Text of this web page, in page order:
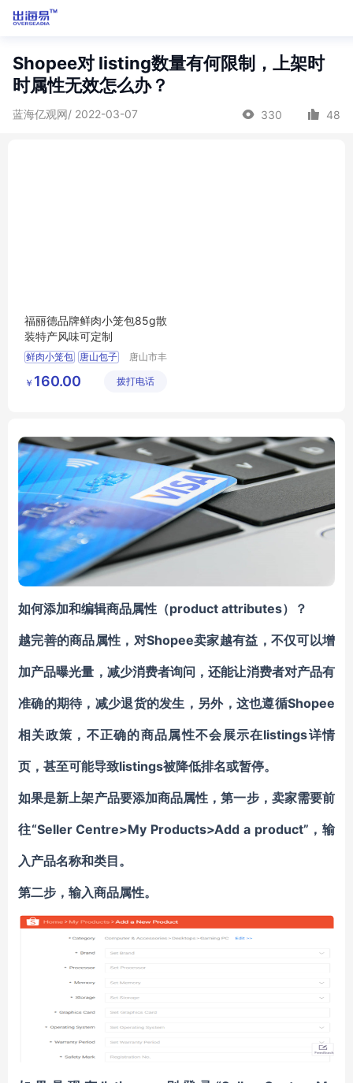
Shopee对 listing数量有何限制，上架时
时属性无效怎么办？
蓝海亿观网/ 2022-03-07 330 48
福丽德品牌鲜肉小笼包85g散
装特产风味可定制
鲜肉小笼包 唐山包子
唐山市丰
德速冻食
￥ 160.00 拨打电话
如何添加和编辑商品属性（product attributes）？
越完善的商品属性，对Shopee卖家越有益，不仅可以增
加产品曝光量，减少消费者询问，还能让消费者对产品有
准确的期待，减少退货的发生，另外，这也遵循Shopee
相关政策，不正确的商品属性不会展示在listings详情
页，甚至可能导致listings被降低排名或暂停。
如果是新上架产品要添加商品属性，第一步，卖家需要前
往“Seller Centre>My Products>Add a product”，输
入产品名称和类目。
第二步，输入商品属性。